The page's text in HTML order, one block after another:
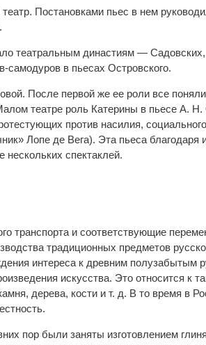
Постановками пьес в нем
театральным династиям —
самодуров в пьесах Островского.
После первой же ее роли все
театре роль Катерины в пьесе А. Н.
против насилия,
Лопе де Вега). Эта пьеса
нескольких спектаклей.
транспорта и соответствующие
традиционных предметов
интереса к древним полузабытым
искусства. Это относится к
дерева, кости и т. д. В то время в
пор были заняты изготовлением